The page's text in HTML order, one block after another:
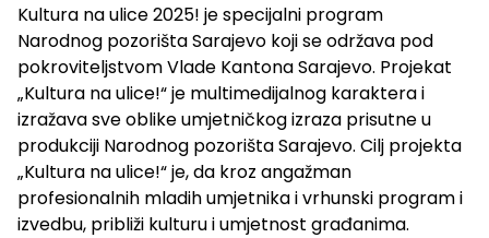
Kultura na ulice 2025! je specijalni program
Narodnog pozorišta Sarajevo koji se održava pod
pokroviteljstvom Vlade Kantona Sarajevo. Projekat
„Kultura na ulice!“ je multimedijalnog karaktera i
izražava sve oblike umjetničkog izraza prisutne u
produkciji Narodnog pozorišta Sarajevo. Cilj projekta
„Kultura na ulice!“ je, da kroz angažman
profesionalnih mladih umjetnika i vrhunski program i
izvedbu, približi kulturu i umjetnost građanima.